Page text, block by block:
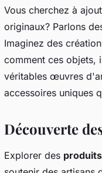
Vous cherchez à
originaux? Parlons
Imaginez des
comment ces objets,
véritables œuvres
accessoires uniques
Découverte
Explorer des